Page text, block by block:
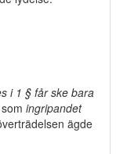
i 1 § får ske bara
ingripandet
ägde